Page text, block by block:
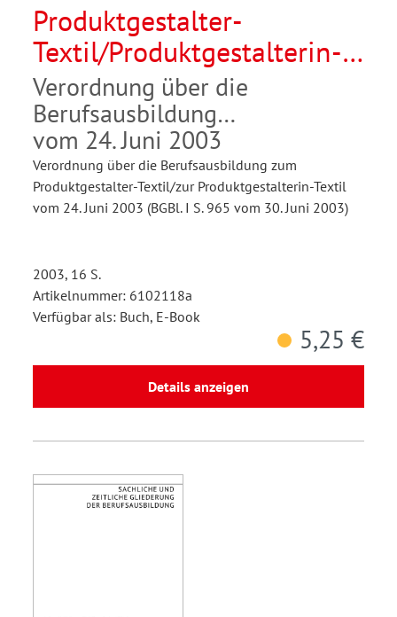
Produktgestalter-
Textil/Produktgestalterin-
Textil
Verordnung über die
Berufsausbildung
vom 24. Juni 2003
Verordnung über die Berufsausbildung zum
Produktgestalter-Textil/zur Produktgestalterin-Textil
vom 24. Juni 2003 (BGBl. I S. 965 vom 30. Juni 2003)
2003, 16 S.
Artikelnummer: 6102118a
Verfügbar als: Buch, E-Book
5,25 €
Details anzeigen